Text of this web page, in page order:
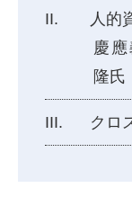
人的
慶
隆氏
クロ